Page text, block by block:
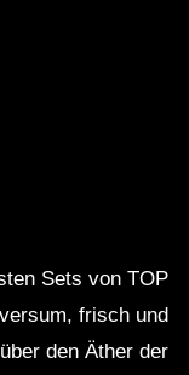
ᵐⁱˣ ˢᵉᵗ ‹|›
mit
ᵐⁱˣ ˢᵉᵗ ‹|
live
Sets von TOP
frisch und
den Äther der